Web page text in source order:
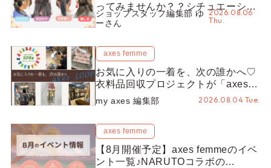
ってみませんか？？シチュエーショ
ン別“かんざし”のオススメ【ショッ
プスタッフ編集部】
ショップスタッフ編集部 ゆ
ーさん
2026.08.06
Thu.
axes femme
お気に入りの一着を、次の誰かへ♡
衣料品回収プロジェクトが「axes
LOOP」にアップデート！活用する
とポイントが手に入る◎
my axes 編集部 2026.08.04 Tue.
axes femme
【8月開催予定】axes femmeのイベ
ント一覧♪NARUTOコラボの